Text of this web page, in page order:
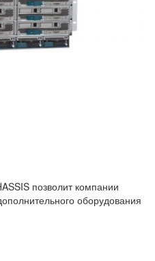
позволит компании
оборудования